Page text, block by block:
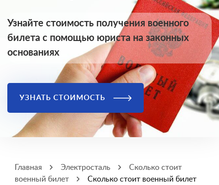
Узнайте стоимость получения военного
билета с помощью юриста на законных
основаниях
УЗНАТЬ СТОИМОСТЬ
Главная Электросталь
Сколько стоит
военный билет
Сколько стоит военный билет